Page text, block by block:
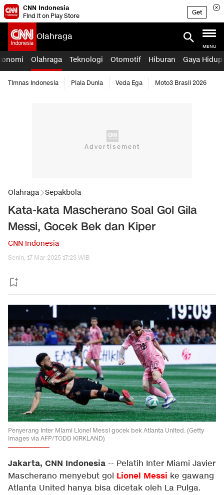
CNN Indonesia
Find it on Play Store
Get
Olahraga
MENU
Olahraga Teknologi Otomotif Hiburan Gaya Hidup
Timnas Indonesia Piala Dunia Veda Ega Moto3 Brasil 2026
Olahraga Sepakbola
Kata-kata Mascherano Soal Gol Gila
Messi, Gocek Bek dan Kiper
CNN Indonesia
Senin, 17 Mar 2025 17:23 WIB
Penyerang Inter Miami Lionel Messi gocek bek Atlanta United. (Getty
Images via AFP/TODD KIRKLAND)
Jakarta, CNN Indonesia -- Pelatih Inter Miami Javier
Mascherano menyebut gol Lionel Messi ke gawang
Atlanta United hanya bisa dicetak oleh La Pulga.